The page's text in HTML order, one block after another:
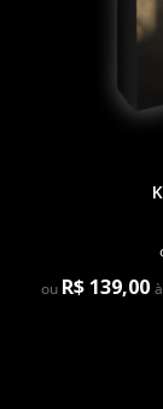
ou R$ 139,00